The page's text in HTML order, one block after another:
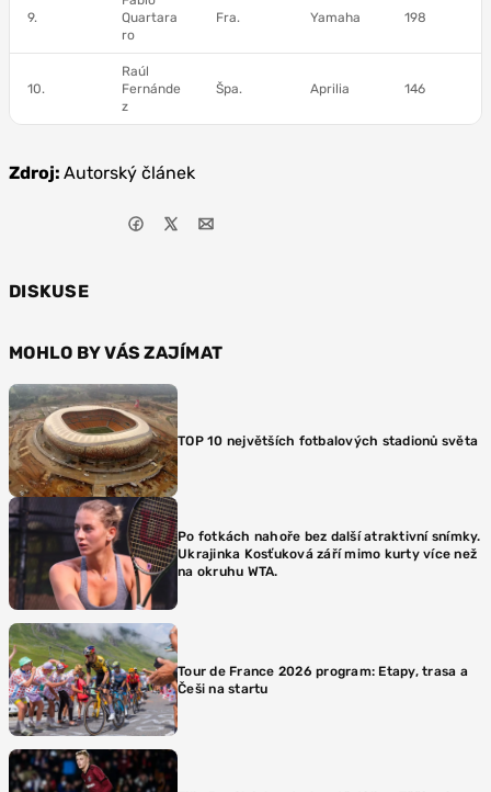
9.
Quartara
ro
Fra. Yamaha 198
10.
Raúl
Fernánde
z
Špa. Aprilia 146
Zdroj: Autorský článek
DISKUSE
MOHLO BY VÁS ZAJÍMAT
TOP 10 největších fotbalových stadionů světa
Po fotkách nahoře bez další atraktivní snímky.
Ukrajinka Kosťuková září mimo kurty více než
na okruhu WTA.
Tour de France 2026 program: Etapy, trasa a
Češi na startu